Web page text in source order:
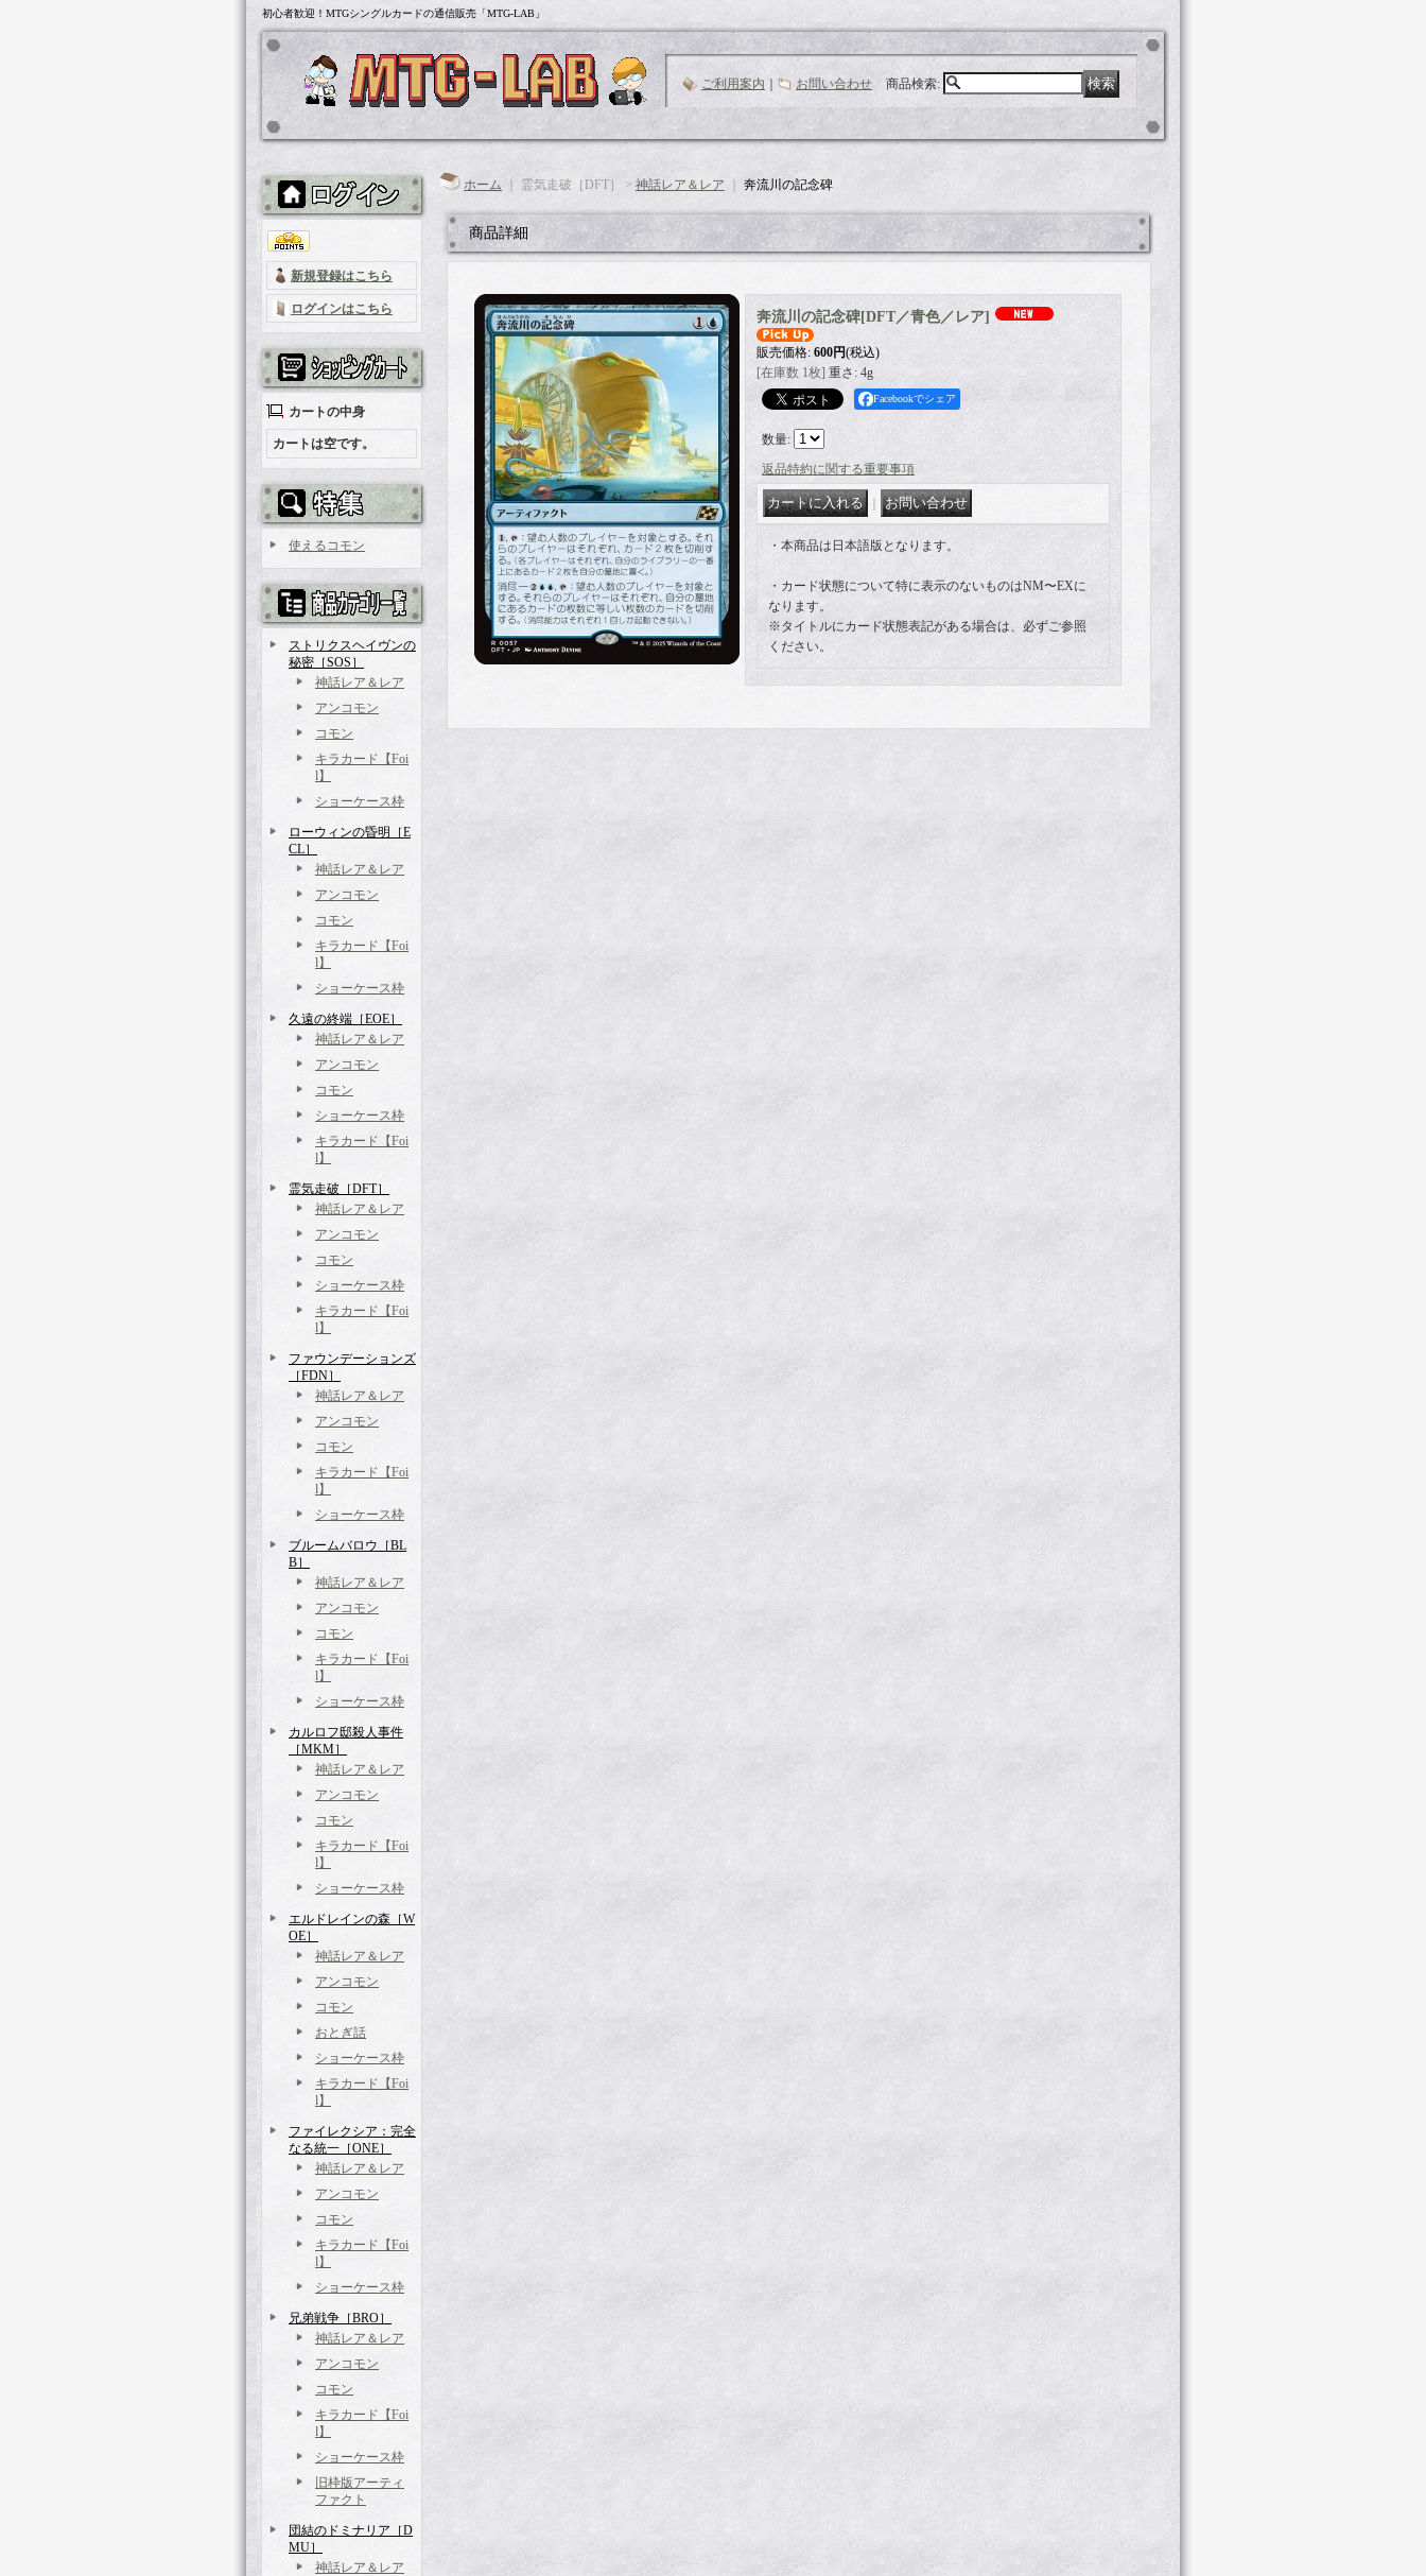
初心者歓迎！MTGシングルカードの通信販売「MTG-LAB」
ご利用案内 お問い合わせ 商品検索:
新規登録はこちら
ログインはこちら
カートの中身
カートは空です。
使えるコモン
ストリクスヘイヴンの
秘密［SOS］
神話レア＆レア
アンコモン
コモン
キラカード【Foi
l】
ショーケース枠
ローウィンの昏明［E
CL］
神話レア＆レア
アンコモン
コモン
キラカード【Foi
l】
ショーケース枠
久遠の終端［EOE］
神話レア＆レア
アンコモン
コモン
ショーケース枠
キラカード【Foi
l】
霊気走破［DFT］
神話レア＆レア
アンコモン
コモン
ショーケース枠
キラカード【Foi
l】
ファウンデーションズ
［FDN］
神話レア＆レア
アンコモン
コモン
キラカード【Foi
l】
ショーケース枠
ブルームバロウ［BL
B］
神話レア＆レア
アンコモン
コモン
キラカード【Foi
l】
ショーケース枠
カルロフ邸殺人事件
［MKM］
神話レア＆レア
アンコモン
コモン
キラカード【Foi
l】
ショーケース枠
エルドレインの森［W
OE］
神話レア＆レア
アンコモン
コモン
おとぎ話
ショーケース枠
キラカード【Foi
l】
ファイレクシア：完全
なる統一［ONE］
神話レア＆レア
アンコモン
コモン
キラカード【Foi
l】
ショーケース枠
兄弟戦争［BRO］
神話レア＆レア
アンコモン
コモン
キラカード【Foi
l】
ショーケース枠
旧枠版アーティ
ファクト
団結のドミナリア［D
MU］
神話レア＆レア
ホーム ｜ 霊気走破［DFT］ > 神話レア＆レア 奔流川の記念碑
商品詳細
奔流川の記念碑[DFT／青色／レア]
販売価格: 600円(税込)
[在庫数 1枚] 重さ : 4g
Facebookでシェア
数量:
返品特約に関する重要事項
・本商品は日本語版となります。
・カード状態について特に表示のないものはNM〜EXに
なります。
※タイトルにカード状態表記がある場合は、必ずご参照
ください。